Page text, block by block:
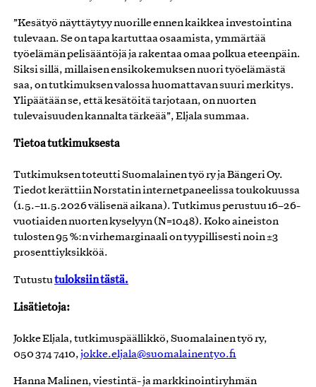
”Kesätyö näyttäytyy nuorille ennen kaikkea investointina
tulevaan. Se on tapa kartuttaa osaamista, ymmärtää
työelämän pelisääntöjä ja rakentaa omaa polkua eteenpäin.
Siksi sillä, millaisen ensikokemuksen nuori työelämästä
saa, on tutkimuksen valossa huomattavan suuri merkitys.
Ylipäätään se, että kesätöitä tarjotaan, on nuorten
tulevaisuuden kannalta tärkeää”, Eljala summaa.
Tietoa tutkimuksesta
Tutkimuksen toteutti Suomalainen työ ry ja Bängeri Oy.
Tiedot kerättiin Norstatin internetpaneelissa toukokuussa
(1.5.–11.5.2026 välisenä aikana). Tutkimus perustuu 16–26-
vuotiaiden nuorten kyselyyn (N=1048). Koko aineiston
tulosten 95 %:n virhemarginaali on tyypillisesti noin ±3
prosenttiyksikköä.
Tutustu tuloksiin tästä.
Lisätietoja:
Jokke Eljala, tutkimuspäällikkö, Suomalainen työ ry,
050 374 7410, jokke.eljala@suomalainentyo.fi
Hanna Malinen, viestintä- ja markkinointiryhmän